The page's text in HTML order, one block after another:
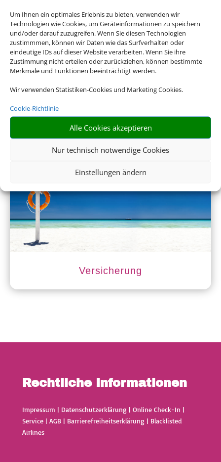
Um Ihnen ein optimales Erlebnis zu bieten, verwenden wir
Technologien wie Cookies, um Geräteinformationen zu speichern
und/oder darauf zuzugreifen. Wenn Sie diesen Technologien
zustimmmen, können wir Daten wie das Surfverhalten oder
eindeutige IDs auf dieser Website verarbeiten. Wenn Sie ihre
Zustimmung nicht erteilen oder zurückziehen, können bestimmte
Merkmale und Funktionen beeinträchtigt werden.
Wir verwenden Statistiken-Cookies und Marketing Cookies.
Cookie-Richtlinie
Alle Cookies akzeptieren
Nur technisch notwendige Cookies
Einstellungen ändern
Ferienwohnungen
Empfehlungen für Ihre Reise
Versicherung
Rechtliche Informationen
Impressum | Datenschutzerklärung | Online Check-In |
Service| AGB| Barrierefreiheitserklärung | Blacklisted
Airlines